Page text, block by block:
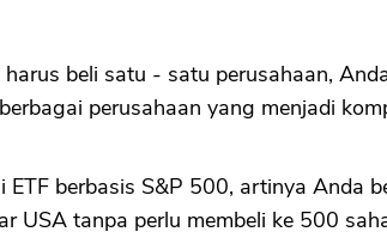
beli satu - satu perusahaan,
perusahaan yang menjadi
ETF berbasis S&P 500, artinya Anda
USA tanpa perlu membeli ke 500